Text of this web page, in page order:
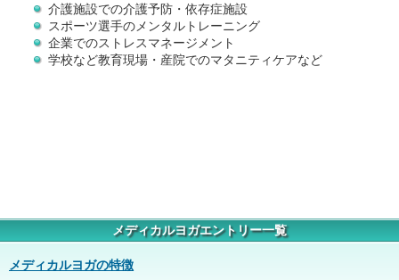
介護施設での介護予防・依存症施設
スポーツ選手のメンタルトレーニング
企業でのストレスマネージメント
学校など教育現場・産院でのマタニティケアなど
メディカルヨガエントリー一覧
メディカルヨガの特徴